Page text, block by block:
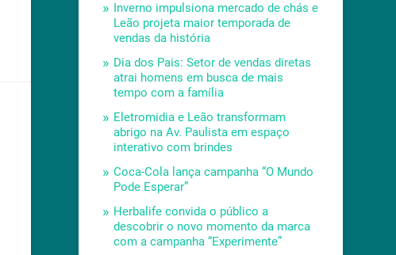
Inverno impulsiona mercado de chás e
Leão projeta maior temporada de
vendas da história
Dia dos Pais: Setor de vendas diretas
atrai homens em busca de mais
tempo com a família
Eletromidia e Leão transformam
abrigo na Av. Paulista em espaço
interativo com brindes
Coca-Cola lança campanha “O Mundo
Pode Esperar”
Herbalife convida o público a
descobrir o novo momento da marca
com a campanha “Experimente”